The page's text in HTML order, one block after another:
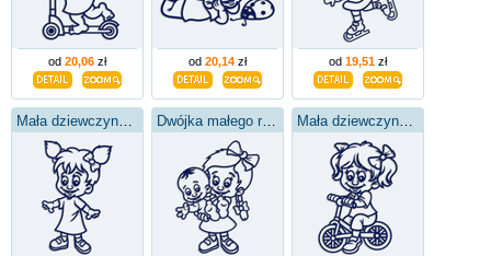
od 20,06 zł od 20,14 zł od 19,51 zł
Mała dziewczynka z warkoczykami Dwójka małego rodzeństwa Mała dziewczynka na rowerze